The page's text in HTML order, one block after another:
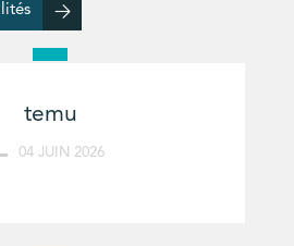
temu
04 JUIN 2026